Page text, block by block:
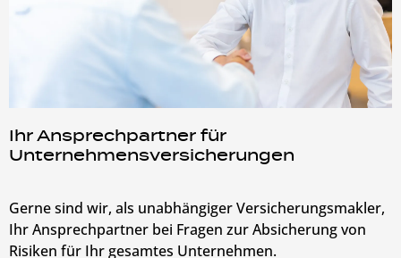
Ihr Ansprechpartner für
Unternehmensversicherungen
Gerne sind wir, als unabhängiger Versicherungsmakler,
Ihr Ansprechpartner bei Fragen zur Absicherung von
Risiken für Ihr gesamtes Unternehmen.